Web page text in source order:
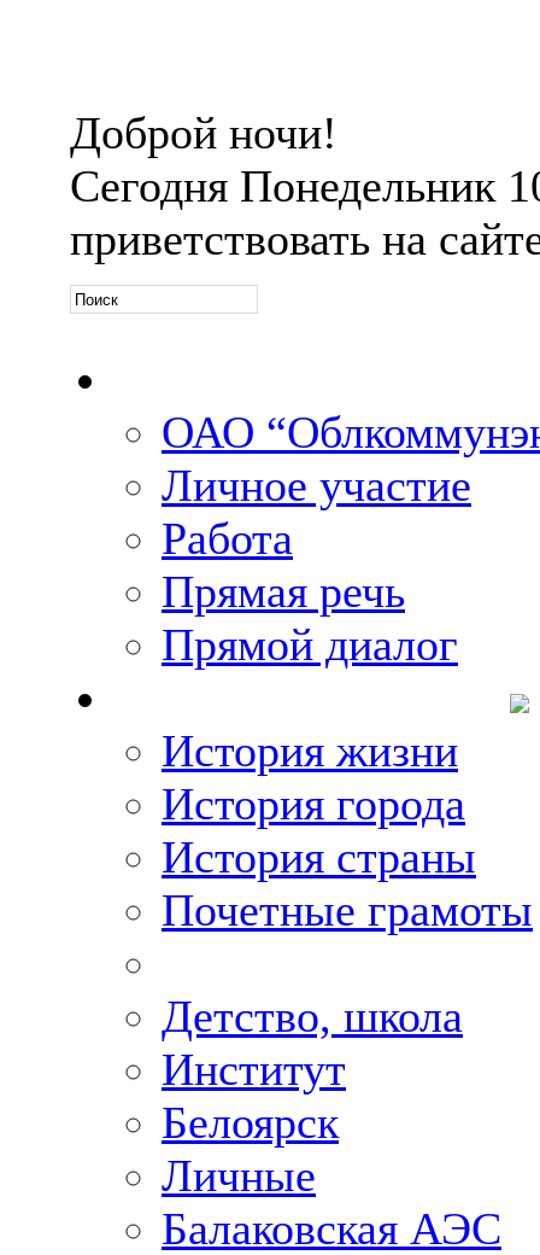
Доброй ночи!
Сегодня Понедельник
приветствовать на
ОАО
Личное участие
Работа
Прямая речь
Прямой диалог
История жизни
История города
История страны
Почетные грамоты
Детство, школа
Институт
Белоярск
Личные
Балаковская АЭС